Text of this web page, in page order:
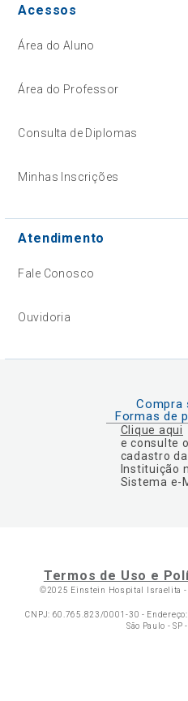
Acessos
Área do Aluno
Área do Professor
Consulta de Diplomas
Minhas Inscrições
Atendimento
Fale Conosco
Ouvidoria
Compra
Formas de
Clique aqui
e consulte o
cadastro da
Instituição
Sistema e-
Termos de Uso e
©2025 Einstein Hospital Israelita
CNPJ: 60.765.823/0001-30 -
São Paulo - SP